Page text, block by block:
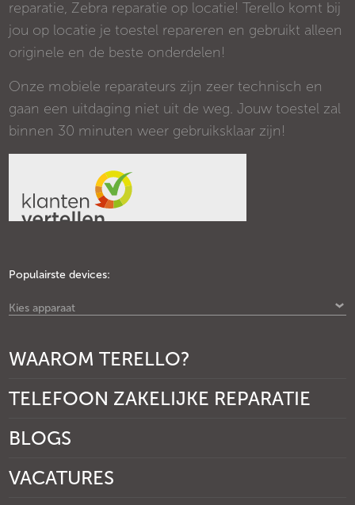
reparatie, Zebra reparatie op locatie! Terello komt bij
jou op locatie je toestel repareren en gebruikt alleen
originele en de beste onderdelen!
Onze mobiele reparateurs zijn zeer technisch en
gaan een uitdaging niet uit de weg. Jouw toestel zal
binnen 30 minuten weer gebruiksklaar zijn!
Populairste devices:
Kies apparaat
WAAROM TERELLO?
TELEFOON ZAKELIJKE REPARATIE
BLOGS
VACATURES